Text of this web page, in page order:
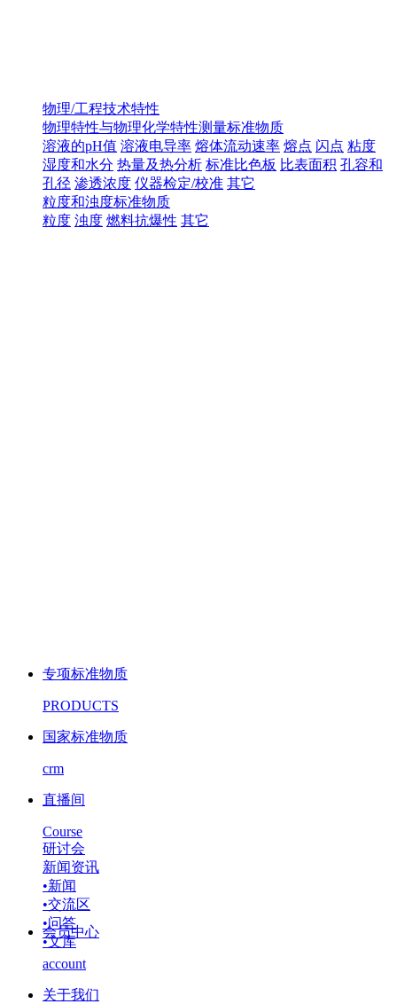
物理/工程技术特性
物理特性与物理化学特性测量标准物质
溶液的pH值 溶液电导率 熔体流动速率 熔点 闪点 粘度
湿度和水分 热量及热分析 标准比色板 比表面积 孔容和
孔径 渗透浓度 仪器检定/校准 其它
粒度和浊度标准物质
粒度 浊度 燃料抗爆性 其它
专项标准物质
PRODUCTS
国家标准物质
crm
直播间
Course
研讨会
新闻资讯
•新闻
•交流区
•问答
•文库
会员中心
account
关于我们